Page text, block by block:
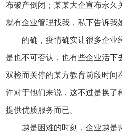
布破产倒闭；某某大企宣布永久
就有企业管理找我，私下告诉我
的确，疫情确实让很多企业
是也不可否认，也有些企业活下
双检而关停的某方教育前段时间
许对于他们来说，这不过是换了
提供优质服务而已。
越是困难的时刻，企业越是